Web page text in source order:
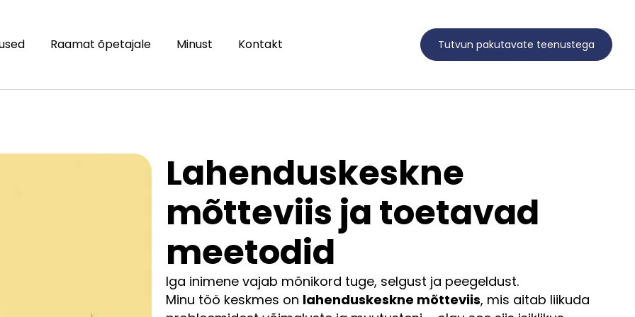
Tutvun pakutavate teenustega
Raamat õpetajale Minust Kontakt
Lahenduskeskne
mõtteviis ja toetavad
meetodid
Iga inimene vajab mõnikord tuge, selgust ja peegeldust.
Minu töö keskmes on lahenduskeskne mõtteviis, mis aitab liikuda